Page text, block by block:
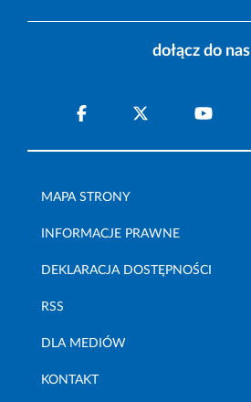
dołącz do nas
MAPA STRONY
INFORMACJE PRAWNE
DEKLARACJA DOSTĘPNOŚCI
RSS
DLA MEDIÓW
KONTAKT